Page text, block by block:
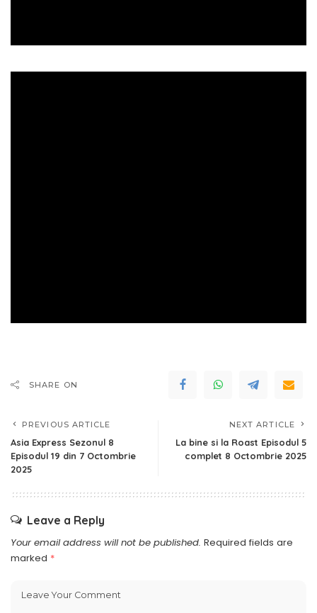
SHARE ON
PREVIOUS ARTICLE
Asia Express Sezonul 8
Episodul 19 din 7 Octombrie
2025
NEXT ARTICLE
La bine si la Roast Episodul 5
complet 8 Octombrie 2025
Leave a Reply
Your email address will not be published. Required fields are
marked *